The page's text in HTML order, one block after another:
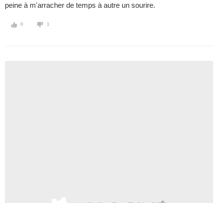
peine à m'arracher de temps à autre un sourire.
0 1